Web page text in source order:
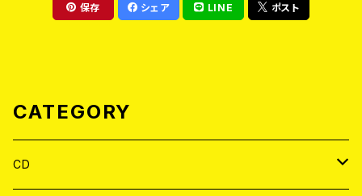
保存 シェア LINE ポスト
CATEGORY
CD